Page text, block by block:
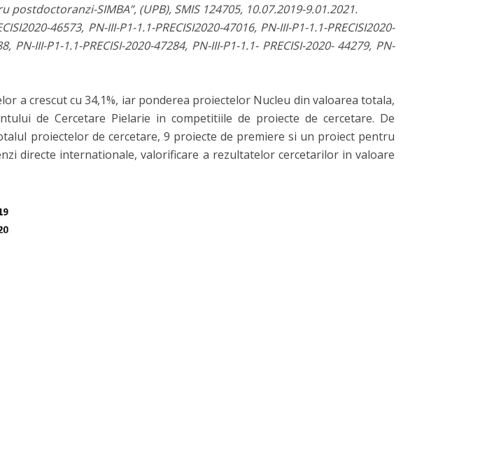
SIMBA”, (UPB), SMIS 124705, 10.07.2019-9.01.2021.
46573, PN-III-P1-1.1-PRECISI2020-47016, PN-III-P1-1.1-PRECISI2020-
PN-III-P1-1.1-PRECISI-2020-47284, PN-III-P1-1.1- PRECISI-2020- 44279, PN-
a crescut cu 34,1%, iar ponderea proiectelor Nucleu din valoarea totala,
de Cercetare Pielarie in competitiile de proiecte de cercetare. De
proiectelor de cercetare, 9 proiecte de premiere si un proiect pentru
directe internationale, valorificare a rezultatelor cercetarilor in valoare